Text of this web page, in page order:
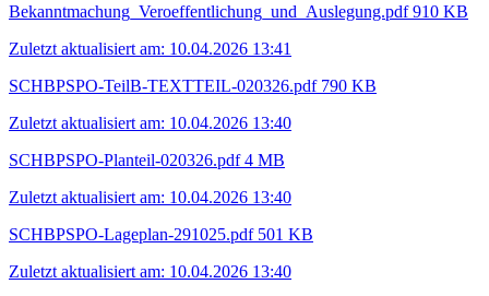
Bekanntmachung_Veroeffentlichung_und_Auslegung.pdf910 KB
Zuletzt aktualisiert am: 10.04.2026 13:41
SCHBPSPO-TeilB-TEXTTEIL-020326.pdf790 KB
Zuletzt aktualisiert am: 10.04.2026 13:40
SCHBPSPO-Planteil-020326.pdf4 MB
Zuletzt aktualisiert am: 10.04.2026 13:40
SCHBPSPO-Lageplan-291025.pdf501 KB
Zuletzt aktualisiert am: 10.04.2026 13:40